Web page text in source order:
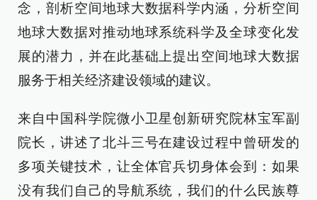
念，剖析空间地球大数据科学内涵，分析空间
地球大数据对推动地球系统科学及全球变化发
展的潜力，并在此基础上提出空间地球大数据
服务于相关经济建设领域的建议。
来自中国科学院微小卫星创新研究院林宝军副
院长，讲述了北斗三号在建设过程中曾研发的
多项关键技术，让全体官兵切身体会到：如果
没有我们自己的导航系统，我们的什么民族尊